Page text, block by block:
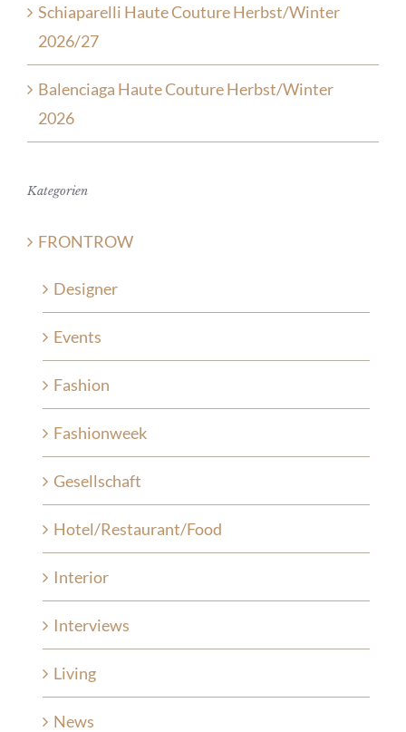
Schiaparelli Haute Couture Herbst/Winter
2026/27
Balenciaga Haute Couture Herbst/Winter
2026
Kategorien
FRONTROW
Designer
Events
Fashion
Fashionweek
Gesellschaft
Hotel/Restaurant/Food
Interior
Interviews
Living
News